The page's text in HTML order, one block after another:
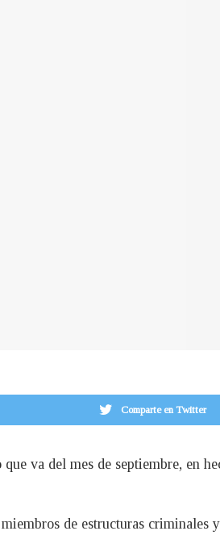
Comparte en Twitter
va del mes de septiembre, en
de estructuras criminales